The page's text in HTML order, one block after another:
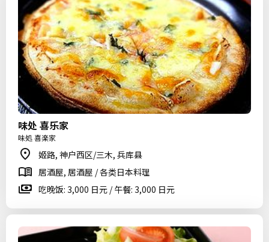
味处 喜乐家
味処 喜楽家
姬路, 神户西区/三木, 兵库县
居酒屋, 居酒屋 / 各类日本料理
吃晚饭: 3,000 日元 / 午餐: 3,000 日元